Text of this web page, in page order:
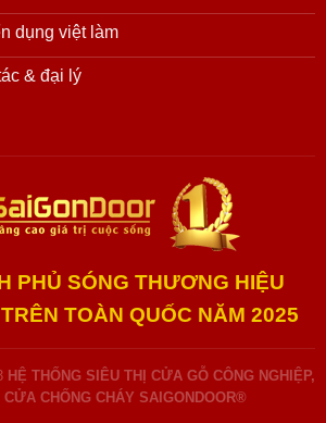
dụng việt làm
& đại lý
PHỦ SÓNG THƯƠNG HIỆU
TOÀN QUỐC NĂM 2025
HỆ THỐNG SIÊU THỊ CỬA GỖ CÔNG NGHIỆP,
CHỐNG CHÁY SAIGONDOOR®